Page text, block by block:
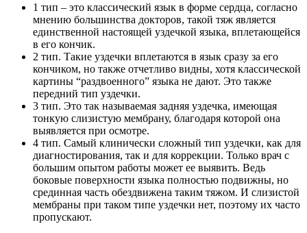
1 тип – это классический язык в форме сердца, согласно
мнению большинства докторов, такой тяж является
единственной настоящей уздечкой языка, вплетающейся
в его кончик.
2 тип. Такие уздечки вплетаются в язык сразу за его
кончиком, но также отчетливо видны, хотя классической
картины “раздвоенного” языка не дают. Это также
передний тип уздечки.
3 тип. Это так называемая задняя уздечка, имеющая
тонкую слизистую мембрану, благодаря которой она
выявляется при осмотре.
4 тип. Самый клинически сложный тип уздечки, как для
диагностирования, так и для коррекции. Только врач с
большим опытом работы может ее выявить. Ведь
боковые поверхности языка полностью подвижны, но
срединная часть обездвижена таким тяжом. И слизистой
мембраны при таком типе уздечки нет, поэтому их часто
пропускают.